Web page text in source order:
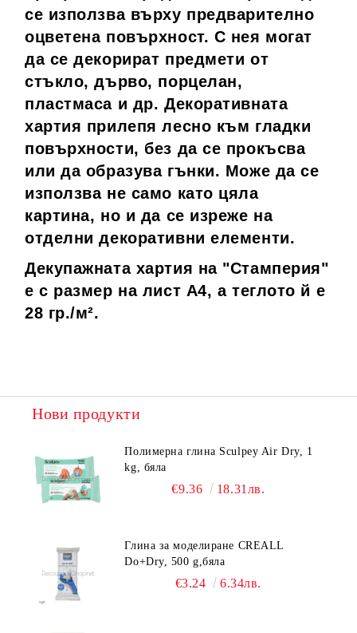
се използва върху предварително
оцветена повърхност. С нея могат
да се декорират предмети от
стъкло, дърво, порцелан,
пластмаса и др. Декоративната
хартия прилепя лесно към гладки
повърхности, без да се прокъсва
или да образува гънки. Може да се
използва не само като цяла
картина, но и да се изреже на
отделни декоративни елементи.
Декупажната хартия на "Стамперия"
ес размер на лист А4, а теглото й е
28 гр./м².
Нови продукти
Полимерна глина Sculpey Air Dry, 1
kg, бяла
€9.36 18.31лв.
Глина за моделиране CREALL
Do+Dry, 500 g,бяла
€3.24 6.34лв.